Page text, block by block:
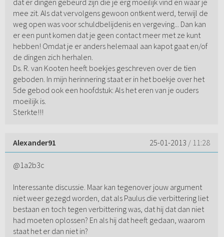
dat er dingen gebeurd zijn die je erg moeilijk vind en waar je
mee zit. Als dat vervolgens gewoon ontkent werd, terwijl de
weg open was voor schuldbelijdenis en vergeving... Dan kan
er een punt komen dat je geen contact meer met ze kunt
hebben! Omdat je er anders helemaal aan kapot gaat en/of
de dingen zich herhalen.
Ds. R. van Kooten heeft boekjes geschreven over de tien
geboden. In mijn herinnering staat er in het boekje over het
5de gebod ook een hoofdstuk: Als het eren van je ouders
moeilijk is.
Sterkte!!!
Alexander91 25-01-2013 / 11:28
@1a2b3c
Interessante discussie. Maar kan tegenover jouw argument
niet weer gezegd worden, dat als Paulus die verbittering liet
bestaan en toch tegen verbittering was, dat hij dat dan niet
had moeten oplossen? En als hij dat heeft gedaan, waarom
staat het er dan niet in?